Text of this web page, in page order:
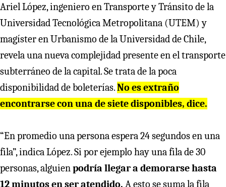
Ariel López, ingeniero en Transporte y Tránsito de la
Universidad Tecnológica Metropolitana (UTEM) y
magíster en Urbanismo de la Universidad de Chile,
revela una nueva complejidad presente en el transporte
subterráneo de la capital. Se trata de la poca
disponibilidad de boleterías.No es extraño
encontrarse con una de siete disponibles, dice.
“En promedio una persona espera 24 segundos en una
fila”, indica López. Si por ejemplo hay una fila de 30
personas, alguien podría llegar a demorarse hasta
12 minutos en ser atendido. A esto se suma la fila